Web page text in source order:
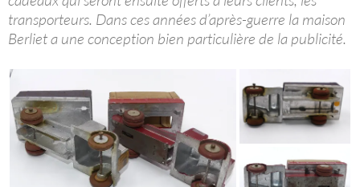
transporteurs. Dans ces années d’après-guerre la maison
Berliet a une conception bien particulière de la publicité.